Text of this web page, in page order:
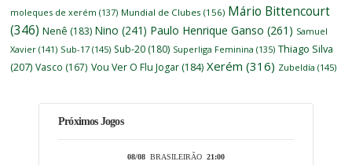
moleques de xerém (137) Mundial de Clubes (156) Mário Bittencourt
(346) Nenê (183) Nino (241) Paulo Henrique Ganso (261) Samuel
Xavier (141) Sub-17 (145) Sub-20 (180) Superliga Feminina (135) Thiago Silva
(207) Vasco (167) Vou Ver O Flu Jogar (184) Xerém (316) Zubeldía (145)
Próximos Jogos
08/08BRASILEIRÃO 21:00